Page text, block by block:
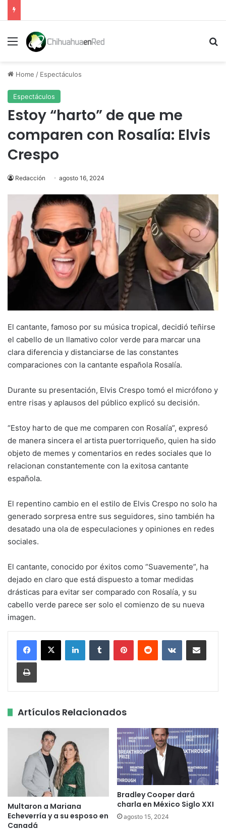
Menu
Home / Espectáculos
Espectáculos
Estoy “harto” de que me
comparen con Rosalía: Elvis
Crespo
Redacción agosto 16, 2024
El cantante, famoso por su música tropical, decidió teñirse
el cabello de un llamativo color verde para marcar una
clara diferencia y distanciarse de las constantes
comparaciones con la cantante española Rosalía.
Durante su presentación, Elvis Crespo tomó el micrófono y
entre risas y aplausos del público explicó su decisión.
“Estoy harto de que me comparen con Rosalía”, expresó
de manera sincera el artista puertorriqueño, quien ha sido
objeto de memes y comentarios en redes sociales que lo
relacionan constantemente con la exitosa cantante
española.
El repentino cambio en el estilo de Elvis Crespo no solo ha
generado sorpresa entre sus seguidores, sino también ha
desatado una ola de especulaciones y opiniones en redes
sociales.
El cantante, conocido por éxitos como “Suavemente”, ha
dejado en claro que está dispuesto a tomar medidas
drásticas para evitar ser comparado con Rosalía, y su
cabello verde parece ser solo el comienzo de su nueva
imagen.
LinkedInTumblr PinterestReddit VKontakteShare via Email
Print
Artículos Relacionados
Multaron a Mariana
Echeverría y a su esposo en
Canadá
Bradley Cooper dará
charla en México Siglo XXI
agosto 15, 2024